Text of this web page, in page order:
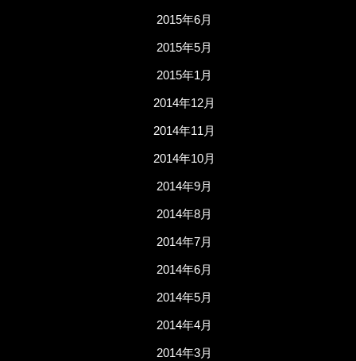
2015年6月
2015年5月
2015年1月
2014年12月
2014年11月
2014年10月
2014年9月
2014年8月
2014年7月
2014年6月
2014年5月
2014年4月
2014年3月